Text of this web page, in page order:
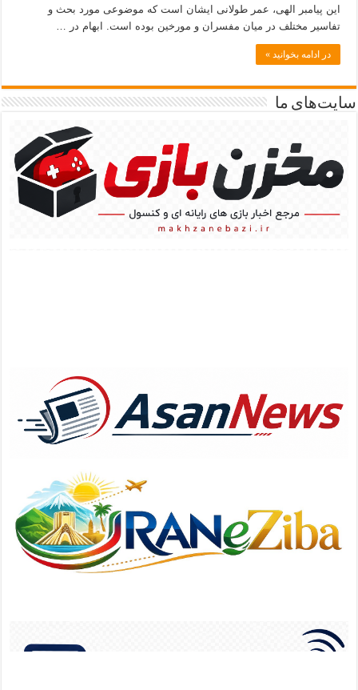
این پیامبر الهی، عمر طولانی ایشان است که موضوعی مورد بحث و
تفاسیر مختلف در میان مفسران و مورخین بوده است. ابهام در …
در ادامه بخوانید »
سایت‌های ما